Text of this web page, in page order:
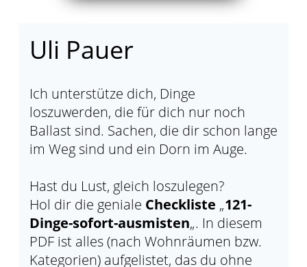
Uli Pauer
Ich unterstütze dich, Dinge
loszuwerden, die für dich nur noch
Ballast sind. Sachen, die dir schon lange
im Weg sind und ein Dorn im Auge.
Hast du Lust, gleich loszulegen?
Hol dir die geniale Checkliste „121-
Dinge-sofort-ausmisten„. In diesem
PDF ist alles (nach Wohnräumen bzw.
Kategorien) aufgelistet, das du ohne